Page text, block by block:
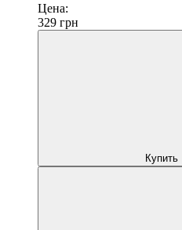
Цена:
329 грн
Купить